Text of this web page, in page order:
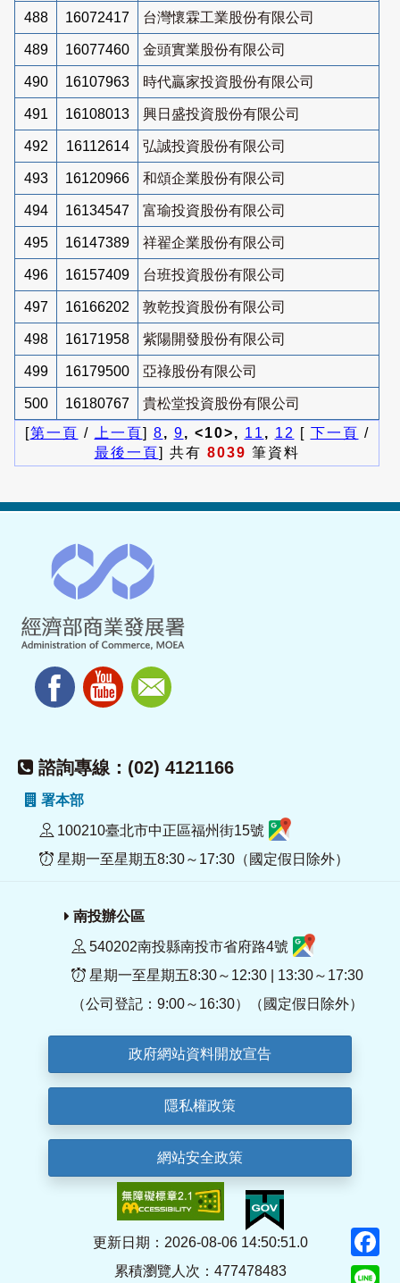
488 16072417 台灣懷霖工業股份有限公司
489 16077460 金頭實業股份有限公司
490 16107963 時代贏家投資股份有限公司
491 16108013 興日盛投資股份有限公司
492 16112614 弘誠投資股份有限公司
493 16120966 和頌企業股份有限公司
494 16134547 富瑜投資股份有限公司
495 16147389 祥翟企業股份有限公司
496 16157409 台班投資股份有限公司
497 16166202 敦乾投資股份有限公司
498 16171958 紫陽開發股份有限公司
499 16179500 亞祿股份有限公司
500 16180767
貴松堂投資股份有限公司
[第一頁 / 上一頁] 8, 9, <10>, 11 , 12 [ 下一頁 /
最後一頁] 共有 8039 筆資料
諮詢專線：(02) 4121166
署本部
100210臺北市中正區福州街15號
星期一至星期五8:30～17:30（國定假日除外）
南投辦公區
540202南投縣南投市省府路4號
星期一至星期五8:30～12:30 | 13:30～17:30
（公司登記：9:00～16:30）（國定假日除外）
政府網站資料開放宣告
隱私權政策
網站安全政策
更新日期：2026-08-06 14:50:51.0
累積瀏覽人次：477478483